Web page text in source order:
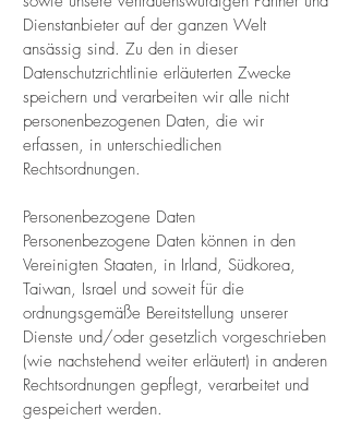
Dienstanbieter auf der ganzen Welt
ansässig sind. Zu den in dieser
Datenschutzrichtlinie erläuterten Zwecke
speichern und verarbeiten wir alle nicht
personenbezogenen Daten, die wir
erfassen, in unterschiedlichen
Rechtsordnungen.
Personenbezogene Daten
Personenbezogene Daten können in den
Vereinigten Staaten, in Irland, Südkorea,
Taiwan, Israel und soweit für die
ordnungsgemäße Bereitstellung unserer
Dienste und/oder gesetzlich vorgeschrieben
(wie nachstehend weiter erläutert) in anderen
Rechtsordnungen gepflegt, verarbeitet und
gespeichert werden.